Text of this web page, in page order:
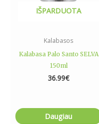
IŠPARDUOTA
Kalabasos
Kalabasa Palo Santo SELVA
150ml
36.99€
Daugiau